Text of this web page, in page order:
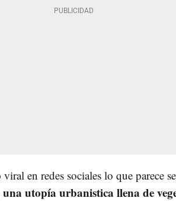
viral en redes sociales lo que parece
una utopía urbanistica llena de